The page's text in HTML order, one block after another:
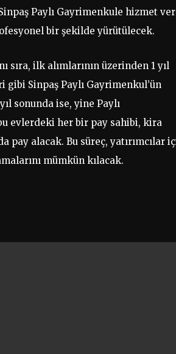
Paylı Gayrimenkule hizmet
bir şekilde yürütülecek.
ilk alımlarının üzerinden 1 yıl
Sinpaş Paylı Gayrimenkul’ün
sonunda ise, yine Paylı
evlerdeki her bir pay sahibi, kira
pay alacak. Bu süreç, yatırımcılar
mümkün kılacak.